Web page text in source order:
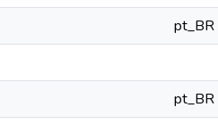
pt_BR
pt_BR